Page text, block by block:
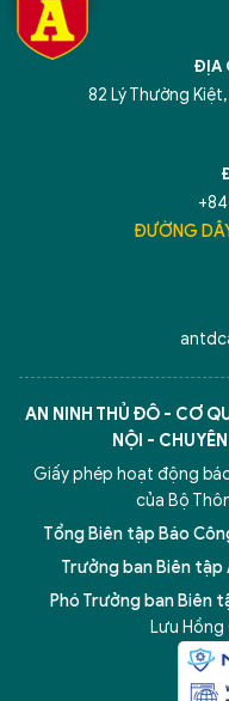
ĐỊA
82 Lý Thường
ĐƯỜNG
AN NINH THỦ ĐÔ - CƠ
NỘI -
Giấy phép hoạt động
của Bộ
Tổng Biên tập Báo
Trưởng ban Biên tập
Phó Trưởng ban Biên
Lưu Hồng
5 điểm nghẽn của Hà